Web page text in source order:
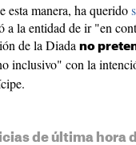
esta manera, ha querido
a la entidad de ir "en
de la Diada no
inclusivo" con la
de última hora